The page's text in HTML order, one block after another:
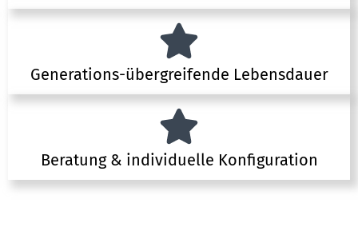
Generations-übergreifende Lebensdauer
Beratung & individuelle Konfiguration